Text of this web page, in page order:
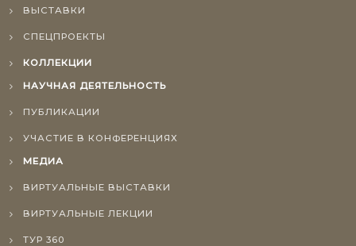
ВЫСТАВКИ
СПЕЦПРОЕКТЫ
КОЛЛЕКЦИИ
НАУЧНАЯ ДЕЯТЕЛЬНОСТЬ
ПУБЛИКАЦИИ
УЧАСТИЕ В КОНФЕРЕНЦИЯХ
МЕДИА
ВИРТУАЛЬНЫЕ ВЫСТАВКИ
ВИРТУАЛЬНЫЕ ЛЕКЦИИ
ТУР 360